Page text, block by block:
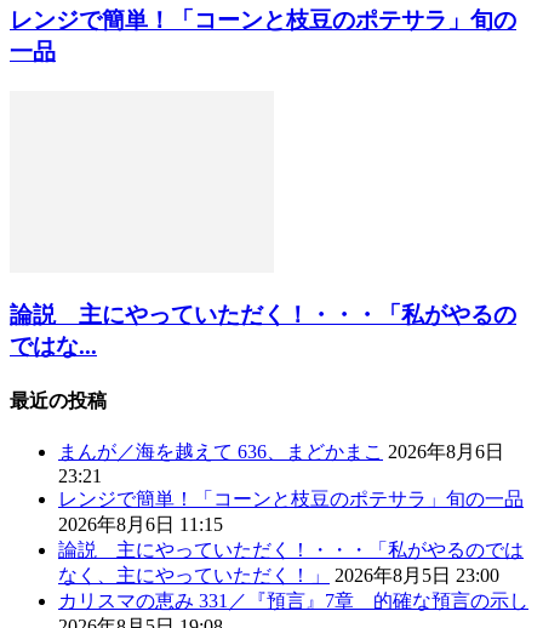
レンジで簡単！「コーンと枝豆のポテサラ」旬の
一品
論説 主にやっていただく！・・・「私がやるの
ではな...
最近の投稿
まんが／海を越えて 636、まどかまこ 2026年8月6日
23:21
レンジで簡単！「コーンと枝豆のポテサラ」旬の一品
2026年8月6日 11:15
論説 主にやっていただく！・・・「私がやるのでは
なく、主にやっていただく！」
2026年8月5日 23:00
カリスマの恵み 331／『預言』7章 的確な預言の示し